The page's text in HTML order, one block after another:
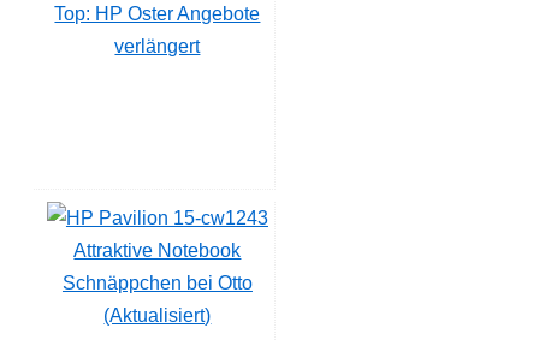
Top: HP Oster Angebote
verlängert
Attraktive Notebook
Schnäppchen bei Otto
(Aktualisiert)